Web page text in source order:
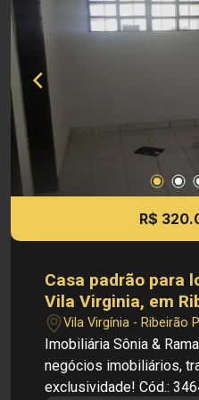
privilegiada: - Situada em bairo residencial,
tranquilo e familiar -
supermercados,
- Boa valorização imobiliária
venda: R$ 276.000,00 Cód.: 34660 Imobiliária
Sônia & Ramalho. Para
imobiliários, tradição,
Obs: A imobiliária se
qualquer informação
dados e
R$
Casa padrão para
Vila Virginia, em
Vila Virgínia - Ribeirão
Imobiliária Sônia &
negócios imobiliários,
exclusividade! Cód.: 34647 Principais